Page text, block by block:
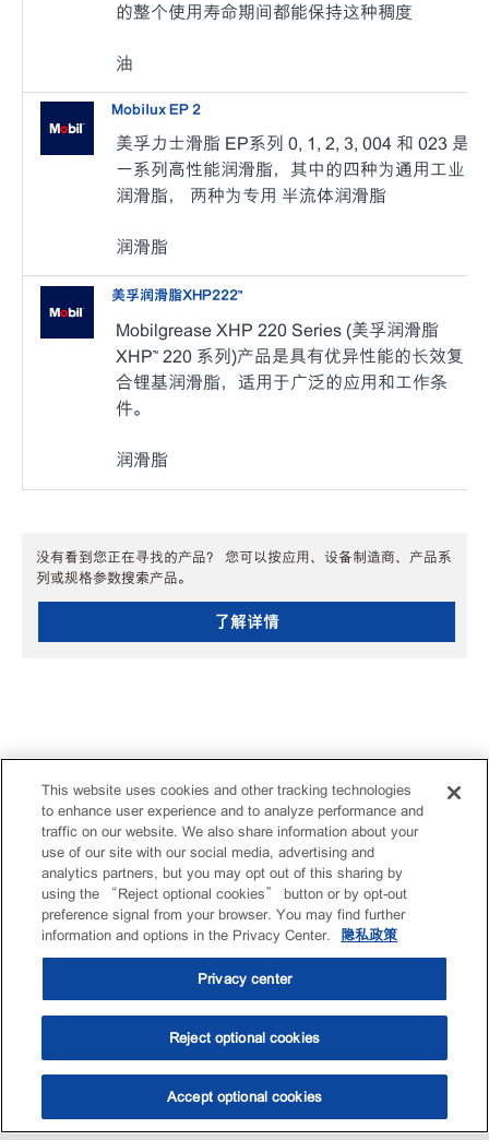
选油助手 查找门店
的整个使用寿命期间都能保持这种稠度
油
Mobilux EP 2
美孚力士滑脂 EP系列 0, 1, 2, 3, 004 和 023 是
一系列高性能润滑脂，其中的四种为通用工业
润滑脂， 两种为专用 半流体润滑脂
润滑脂
美孚润滑脂XHP222™
Mobilgrease XHP 220 Series (美孚润滑脂
XHP™ 220 系列)产品是具有优异性能的长效复
合锂基润滑脂，适用于广泛的应用和工作条
件。
润滑脂
没有看到您正在寻找的产品？ 您可以按应用、设备制造商、产品系
列或规格参数搜索产品。
了解详情
This website uses cookies and other tracking technologies
to enhance user experience and to analyze performance and
traffic on our website. We also share information about your
use of our site with our social media, advertising and
analytics partners, but you may opt out of this sharing by
using the “Reject optional cookies” button or by opt-out
preference signal from your browser. You may find further
information and options in the Privacy Center.
隐私政策
Privacy center
Reject optional cookies
Accept optional cookies